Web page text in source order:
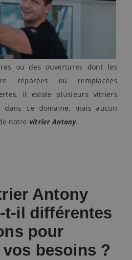
ou des ouvertures dont les
réparées ou remplacées
il existe plusieurs vitriers
dans ce domaine, mais aucun
notre vitrier Antony.
Antony
t-il différentes
pour
besoins ?